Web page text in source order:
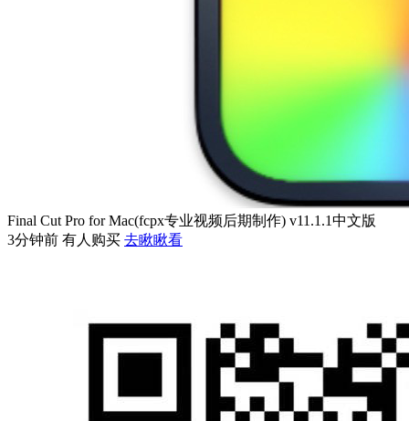
Final Cut Pro for Mac(fcpx专业视频后期制作) v11.1.1中文版
3分钟前 有人购买 去瞅瞅看